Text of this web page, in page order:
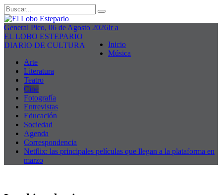
General Pico, 06 de Agosto 2026
EL LOBO ESTEPARIO
DIARIO DE CULTURA
Ir a
Inicio
Música
Arte
Literatura
Teatro
Cine
Fotografía
Entrevistas
Educación
Sociedad
Agenda
Correspondencia
Netflix: las principales películas que llegan a la plataforma en
marzo